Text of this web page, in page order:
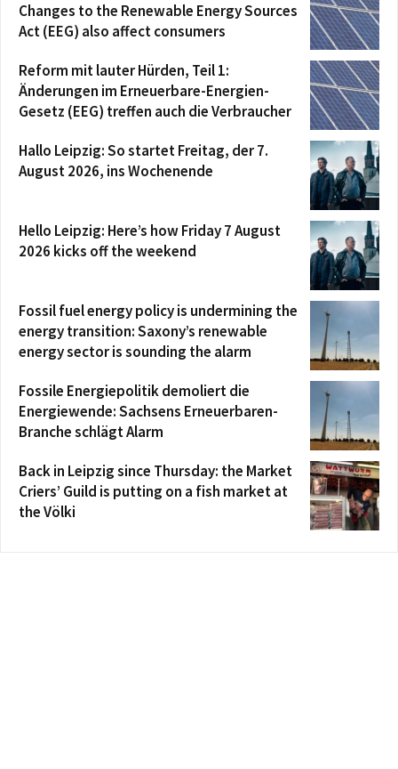
Changes to the Renewable Energy Sources
Act (EEG) also affect consumers
Reform mit lauter Hürden, Teil 1:
Änderungen im Erneuerbare-Energien-
Gesetz (EEG) treffen auch die Verbraucher
Hallo Leipzig: So startet Freitag, der 7.
August 2026, ins Wochenende
Hello Leipzig: Here’s how Friday 7 August
2026 kicks off the weekend
Fossil fuel energy policy is undermining the
energy transition: Saxony’s renewable
energy sector is sounding the alarm
Fossile Energiepolitik demoliert die
Energiewende: Sachsens Erneuerbaren-
Branche schlägt Alarm
Back in Leipzig since Thursday: the Market
Criers’ Guild is putting on a fish market at
the Völki